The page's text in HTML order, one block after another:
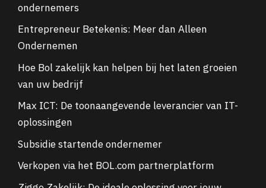
ondernemers
Entrepreneur Betekenis: Meer dan Alleen
Ondernemen
Hoe Bol zakelijk kan helpen bij het laten groeien
van uw bedrijf
Max ICT: De toonaangevende leverancier van IT-
oplossingen
Subsidie startende ondernemer
Verkopen via het BOL.com partnerplatform